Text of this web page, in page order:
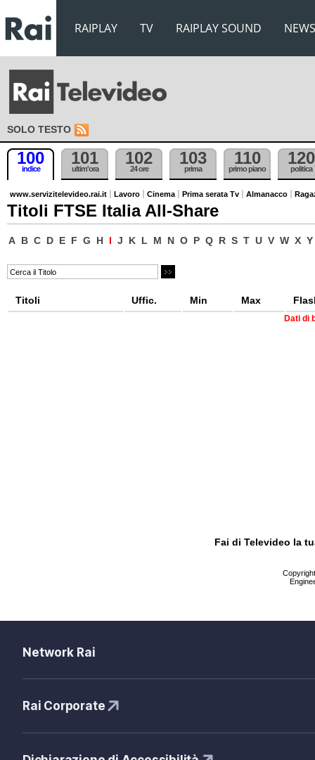
RAIPLAY TV RAIPLAY SOUND NEWS
SOLO TESTO
100
indice
101
ultim'ora
102
24 ore
103
prima
110
primo piano
120
politica
www.servizitelevideo.rai.it Lavoro Cinema Prima serata Tv Almanacco
Titoli FTSE Italia All-Share
A B C D E F G H I J K L M N O P Q R S T U V W X Y
Titoli Uffic. Min Max
Dati di
Fai di Televideo la